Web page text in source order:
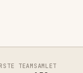
TEAMSAMLET